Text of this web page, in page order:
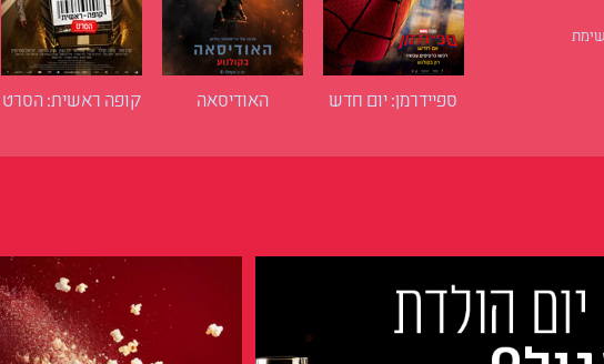
ספיידרמן: יום חדש האודיסאה קופה ראשית: הסרט